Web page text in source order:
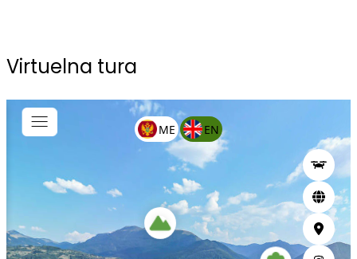
Virtuelna tura